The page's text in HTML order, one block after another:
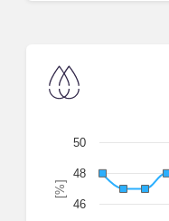
[%]
46
48
50